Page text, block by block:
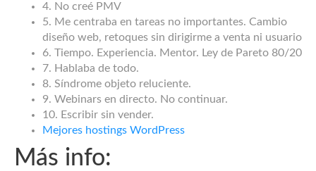
4. No creé PMV
5. Me centraba en tareas no importantes. Cambio
diseño web, retoques sin dirigirme a venta ni usuario
6. Tiempo. Experiencia. Mentor. Ley de Pareto 80/20
7. Hablaba de todo.
8. Síndrome objeto reluciente.
9. Webinars en directo. No continuar.
10. Escribir sin vender.
Mejores hostings WordPress
Más info: